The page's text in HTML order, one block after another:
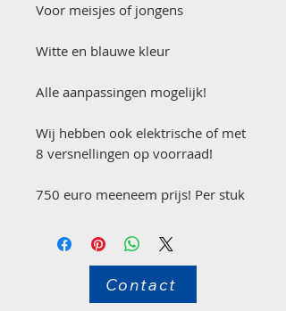
Voor meisjes of jongens
Witte en blauwe kleur
Alle aanpassingen mogelijk!
Wij hebben ook elektrische of met
8 versnellingen op voorraad!
750 euro meeneem prijs! Per stuk
Contact